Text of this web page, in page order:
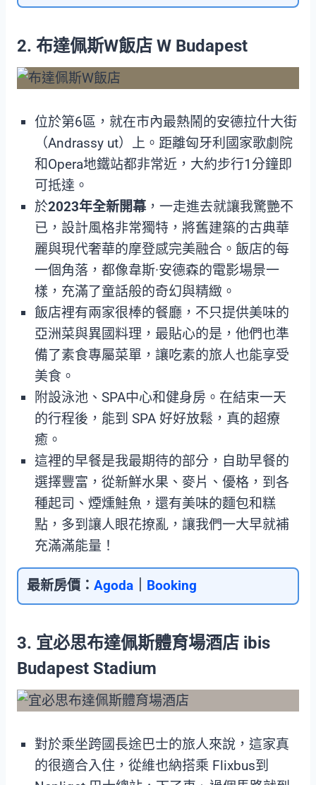
2. 布達佩斯W飯店 W Budapest
位於第6區，就在市內最熱鬧的安德拉什大街
（Andrassy ut）上。距離匈牙利國家歌劇院
和Opera地鐵站都非常近，大約步行1分鐘即
可抵達。
於2023年全新開幕，一走進去就讓我驚艷不
已，設計風格非常獨特，將舊建築的古典華
麗與現代奢華的摩登感完美融合。飯店的每
一個角落，都像韋斯·安德森的電影場景一
樣，充滿了童話般的奇幻與精緻。
飯店裡有兩家很棒的餐廳，不只提供美味的
亞洲菜與異國料理，最貼心的是，他們也準
備了素食專屬菜單，讓吃素的旅人也能享受
美食。
附設泳池、SPA中心和健身房。在結束一天
的行程後，能到 SPA 好好放鬆，真的超療
癒。
這裡的早餐是我最期待的部分，自助早餐的
選擇豐富，從新鮮水果、麥片、優格，到各
種起司、煙燻鮭魚，還有美味的麵包和糕
點，多到讓人眼花撩亂，讓我們一大早就補
充滿滿能量！
最新房價： Agoda｜ Booking
3. 宜必思布達佩斯體育場酒店 ibis
Budapest Stadium
對於乘坐跨國長途巴士的旅人來說，這家真
的很適合入住，從維也納搭乘 Flixbus到